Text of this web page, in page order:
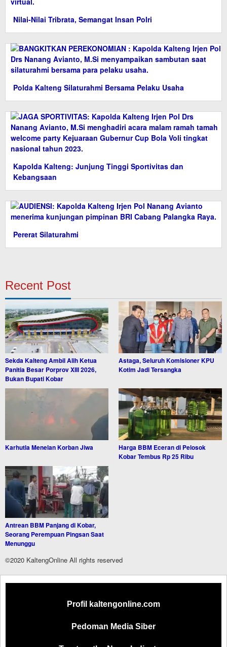
Nilai-Nilai Tribrata, Semangat Insan Polri
Polda Kalteng Silaturahmi Bersama Pelaku Usaha
Kapolda Kalteng: Junjung Tinggi Sportivitas dan
Kebangsaan
Pererat Silaturahmi
Recent Post
Sekda Kalteng Ambil Alih Ketua
Panitia Besar Porprov XIII 2026,
Bukan Bupati Kobar
Astaga, Seluruh Komisioner KPU
Kotim Jadi Tersangka
Karhutla Menelan Korban Jiwa
Harga BBM Eceran di Pelosok
Kobar Tembus Rp 25 Ribu
Antrean BBM Panjang di Kobar,
Seorang Perempuan Pingsan Saat
Menunggu
©2020 KaltengOnline All rights reserved
Profil kaltengonline.com
Pedoman Media Siber